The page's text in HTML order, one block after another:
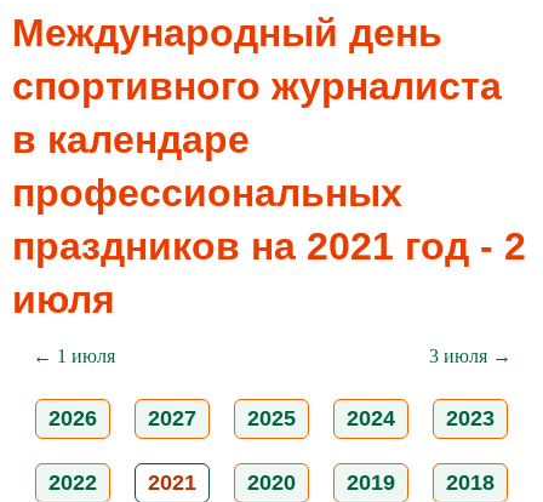
Международный день
спортивного журналиста
в календаре
профессиональных
праздников на 2021 год - 2
июля
← 1 июля 3 июля →
2026 2027 2025 2024 2023
2022 2021 2020 2019 2018